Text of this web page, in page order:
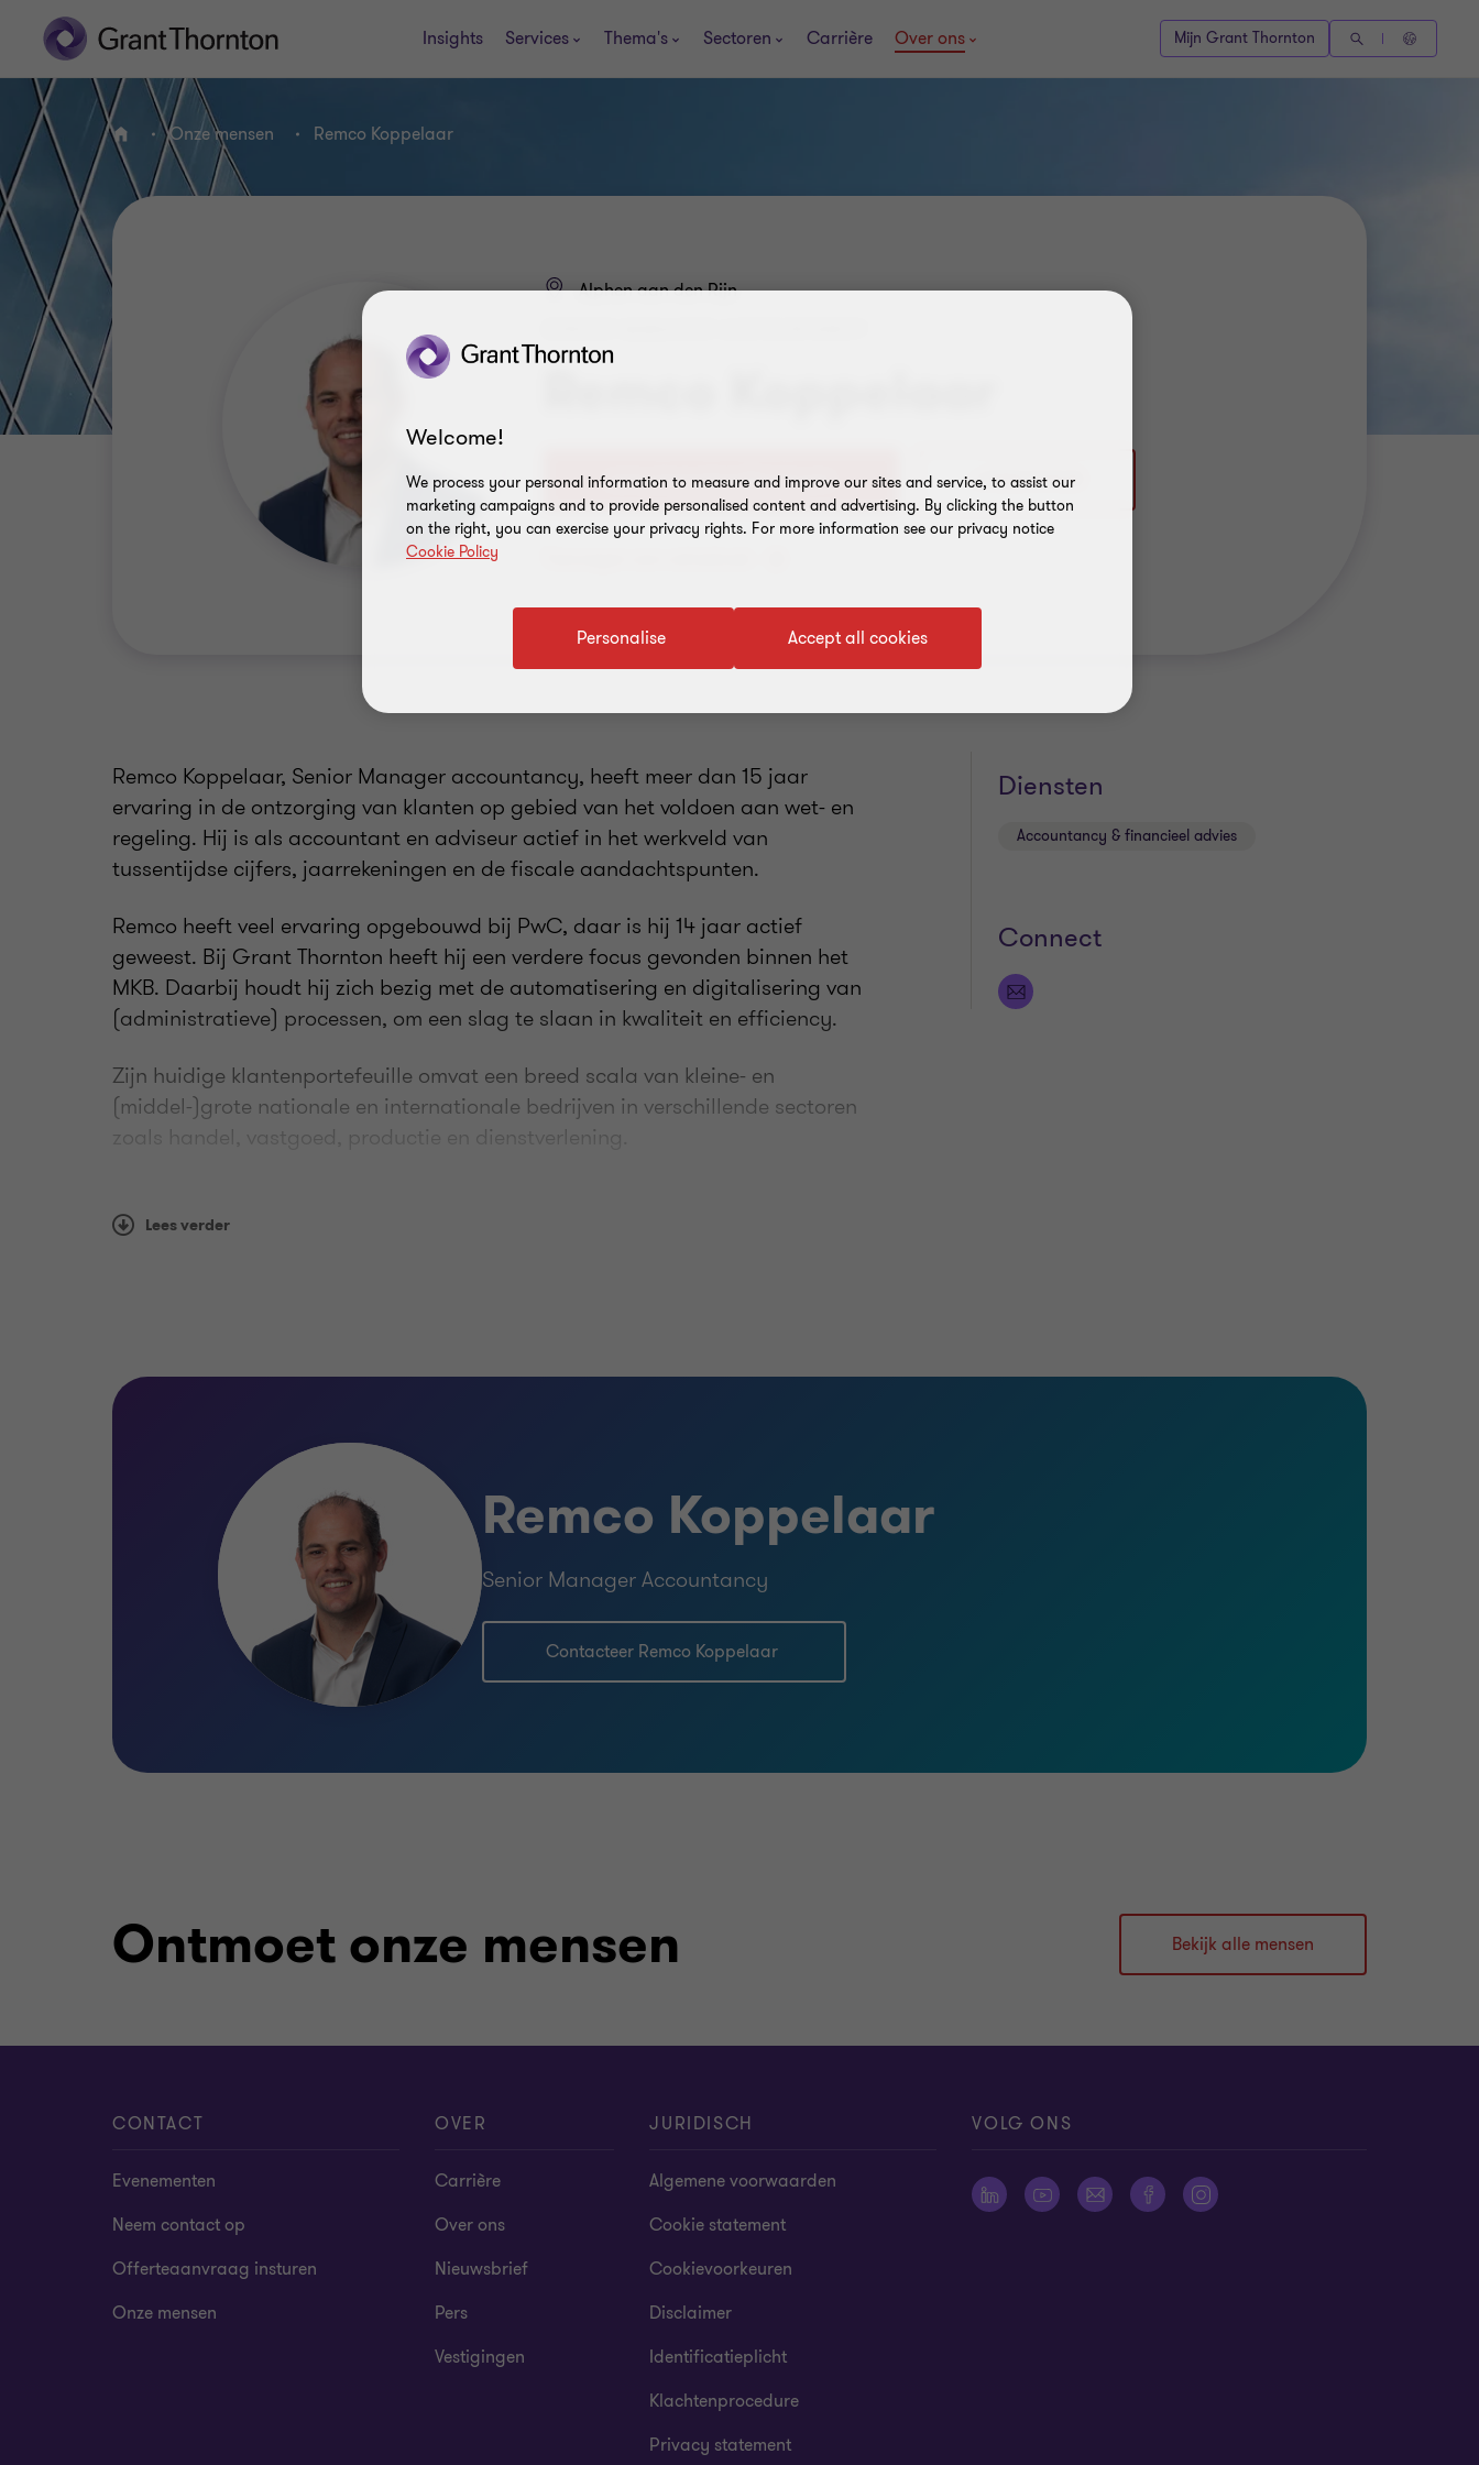
Insights Services Thema's Sectoren Carrière Over ons Mijn Grant Thornton
HOME Onze mensen Remco Koppelaar
Alphen aan den Rijn
+31886769528
Remco Koppelaar, Senior Manager accountancy, heeft meer dan 15 jaar
ervaring in de ontzorging van klanten op gebied van het voldoen aan wet- en
regeling. Hij is als accountant en adviseur actief in het werkveld van
tussentijdse cijfers, jaarrekeningen en de fiscale aandachtspunten.
Remco heeft veel ervaring opgebouwd bij PwC, daar is hij 14 jaar actief
geweest. Bij Grant Thornton heeft hij een verdere focus gevonden binnen het
MKB. Daarbij houdt hij zich bezig met de automatisering en digitalisering van
(administratieve) processen, om een slag te slaan in kwaliteit en efficiency.
Zijn huidige klantenportefeuille omvat een breed scala van kleine- en
(middel-)grote nationale en internationale bedrijven in verschillende sectoren
zoals handel, vastgoed, productie en dienstverlening.
Lees verder
Diensten
Accountancy & financieel advies
Connect
Remco Koppelaar
Senior Manager Accountancy
Contacteer Remco Koppelaar
Ontmoet onze mensen Bekijk alle mensen
CONTACT
Evenementen
Neem contact op
Offerteaanvraag insturen
Onze mensen
OVER
Carrière
Over ons
Nieuwsbrief
Pers
Vestigingen
JURIDISCH
Algemene voorwaarden
Cookie statement
Cookievoorkeuren
Disclaimer
Identificatieplicht
Klachtenprocedure
Privacy statement
VOLG ONS
Welcome!
We process your personal information to measure and improve our sites and service, to assist our
marketing campaigns and to provide personalised content and advertising. By clicking the button
on the right, you can exercise your privacy rights. For more information see our privacy notice
Cookie Policy
Accept all cookies
Personalise